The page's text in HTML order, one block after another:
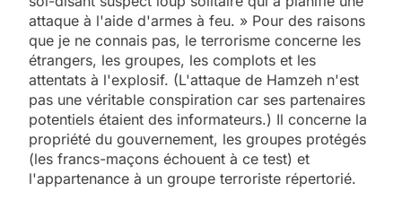
attaque à l'aide d'armes à feu. » Pour des raisons
que je ne connais pas, le terrorisme concerne les
étrangers, les groupes, les complots et les
attentats à l'explosif. (L'attaque de Hamzeh n'est
pas une véritable conspiration car ses partenaires
potentiels étaient des informateurs.) Il concerne la
propriété du gouvernement, les groupes protégés
(les francs-maçons échouent à ce test) et
l'appartenance à un groupe terroriste répertorié.